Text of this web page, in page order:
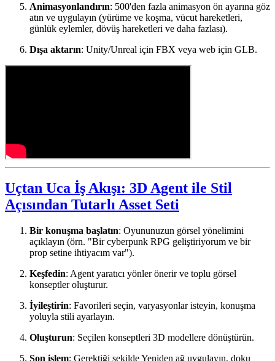
Animasyonlandırın: 500'den fazla animasyon ön ayarına göz
atın ve uygulayın (yürüme ve koşma, vücut hareketleri,
günlük eylemler, dövüş hareketleri ve daha fazlası).
Dışa aktarın: Unity/Unreal için FBX veya web için GLB.
Uçtan Uca İş Akışı: 3D Agent ile Stil
Açısından Tutarlı Asset Seti
Bir konuşma başlatın: Oyununuzun görsel yönelimini
açıklayın (örn. "Bir cyberpunk RPG geliştiriyorum ve bir
prop setine ihtiyacım var").
Keşfedin: Agent yaratıcı yönler önerir ve toplu görsel
konseptler oluşturur.
İyileştirin: Favorileri seçin, varyasyonlar isteyin, konuşma
yoluyla stili ayarlayın.
Oluşturun: Seçilen konseptleri 3D modellere dönüştürün.
Son işlem: Gerektiği şekilde Yeniden ağ uygulayın, doku